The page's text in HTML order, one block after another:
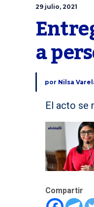
29 julio, 2021
a
por Nilsa
El acto se
Compartir